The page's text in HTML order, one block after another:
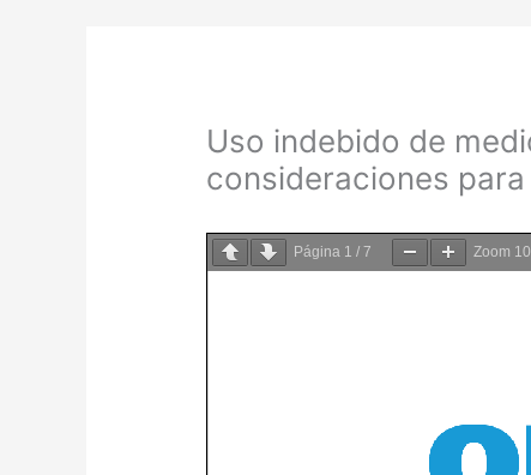
Uso indebido de
consideraciones para
Página 1 /7 Zoom